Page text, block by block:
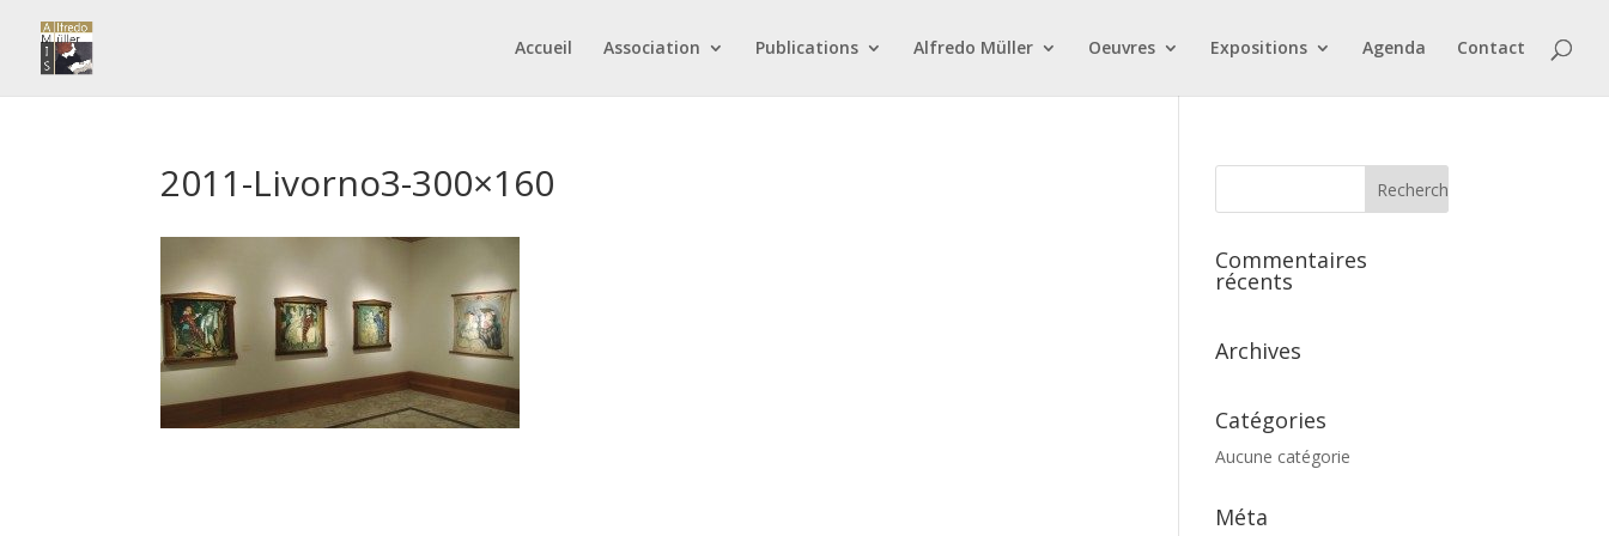
Accueil Association Publications Alfredo Müller Oeuvres Expositions Agenda Contact
2011-Livorno3-300×160
Commentaires
récents
Archives
Catégories
Aucune catégorie
Méta